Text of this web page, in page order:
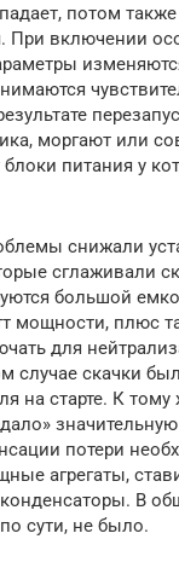
потом
При включении
моргают или
питания у
снижали
сглаживали
большой
мощности, плюс
для
случае скачки
на старте. К
потери
агрегаты,
В
сути, не было.